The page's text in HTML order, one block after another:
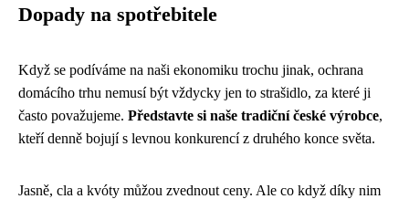
Dopady na spotřebitele
Když se podíváme na naši ekonomiku trochu jinak, ochrana
domácího trhu nemusí být vždycky jen to strašidlo, za které ji
často považujeme. Představte si naše tradiční české výrobce,
kteří denně bojují s levnou konkurencí z druhého konce světa.
Jasně, cla a kvóty můžou zvednout ceny. Ale co když díky nim